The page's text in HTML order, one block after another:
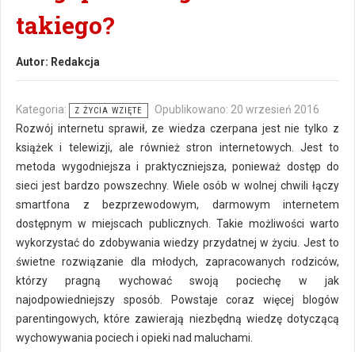
takiego?
Autor: Redakcja
Kategoria: Z ŻYCIA WZIĘTE
Opublikowano: 20 wrzesień 2016
Rozwój internetu sprawił, ze wiedza czerpana jest nie tylko z
książek i telewizji, ale również stron internetowych. Jest to
metoda wygodniejsza i praktyczniejsza, ponieważ dostęp do
sieci jest bardzo powszechny. Wiele osób w wolnej chwili łączy
smartfona z bezprzewodowym, darmowym internetem
dostępnym w miejscach publicznych. Takie możliwości warto
wykorzystać do zdobywania wiedzy przydatnej w życiu. Jest to
świetne rozwiązanie dla młodych, zapracowanych rodziców,
którzy pragną wychować swoją pociechę w jak
najodpowiedniejszy sposób. Powstaje coraz więcej blogów
parentingowych, które zawierają niezbędną wiedzę dotyczącą
wychowywania pociech i opieki nad maluchami.